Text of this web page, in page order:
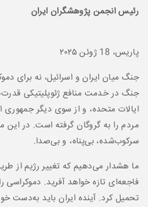
رئیس انجمن پژوهشگران ایران
پاریس، 18 ژوئن ۲۰۲۵
جنگ میان ایران و اسرائیل، نه برای
جنگ در خدمت منافع ژئوپلیتیکی
ایالات متحده، و از سوی دیگر جمهوری
مردم را به گروگان گرفته است. در این
سرکوب‌شده، بی‌پناه، و بی‌صدا.
ما هشدار می‌دهیم که تغییر رژیم از
فاجعه‌ای تازه خواهد آفرید. دموکراسی
تحمیل کرد. آینده ایران باید به‌دست